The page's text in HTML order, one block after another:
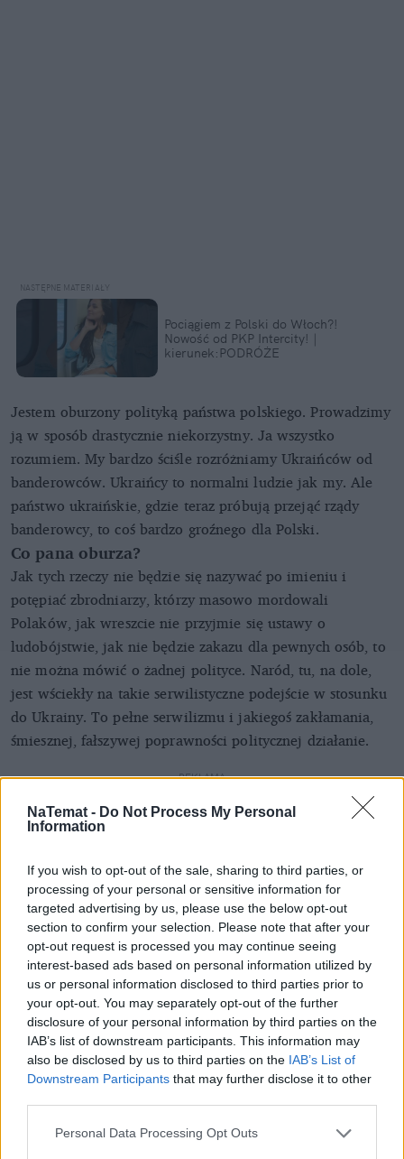
NaTemat - Do Not Process My Personal
Information
If you wish to opt-out of the sale, sharing to third parties, or
processing of your personal or sensitive information for
targeted advertising by us, please use the below opt-out
section to confirm your selection. Please note that after your
opt-out request is processed you may continue seeing
interest-based ads based on personal information utilized by
us or personal information disclosed to third parties prior to
your opt-out. You may separately opt-out of the further
disclosure of your personal information by third parties on the
IAB’s list of downstream participants. This information may
also be disclosed by us to third parties on the IAB’s List of
Downstream Participants that may further disclose it to other
Personal Data Processing Opt Outs
Pociągiem z Polski do Włoch?!
Nowość od PKP Intercity! |
kierunek:PODRÓŻE
Jestem oburzony polityką państwa polskiego. Prowadzimy
ją w sposób drastycznie niekorzystny. Ja wszystko
rozumiem. My bardzo ściśle rozróżniamy Ukraińców od
banderowców. Ukraińcy to normalni ludzie jak my. Ale
państwo ukraińskie, gdzie teraz próbują przejąć rządy
banderowcy, to coś bardzo groźnego dla Polski.
Co pana oburza?
Jak tych rzeczy nie będzie się nazywać po imieniu i
potępiać zbrodniarzy, którzy masowo mordowali
Polaków, jak wreszcie nie przyjmie się ustawy o
ludobójstwie, jak nie będzie zakazu dla pewnych osób, to
nie można mówić o żadnej polityce. Naród, tu, na dole,
jest wściekły na takie serwilistyczne podejście w stosunku
do Ukrainy. To pełne serwilizmu i jakiegoś zakłamania,
śmiesznej, fałszywej poprawności politycznej działanie.
REKLAMA